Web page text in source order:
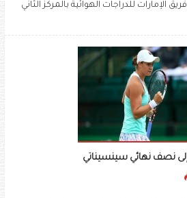
الإمارات للدراجات الهوائية بالمركز الثاني
نصف نهائي سينسيناتي